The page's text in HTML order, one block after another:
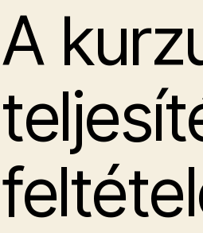
A